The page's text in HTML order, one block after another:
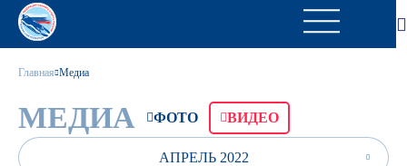
Главная Медиа
МЕДИА ФОТО ВИДЕО
АПРЕЛЬ 2022